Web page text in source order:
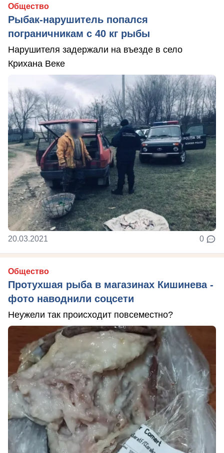
Общество
Рыбак-нарушитель попался
пограничникам с 40 кг рыбы
Нарушителя задержали на въезде в село
Крихана Веке
20.03.2021 0
Общество
Протухшая рыба в магазинах Кишинева -
фото наводнили соцсети
Неужели так происходит повсеместно?